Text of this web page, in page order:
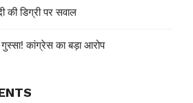
की डिग्री पर सवाल
कांग्रेस का बड़ा आरोप